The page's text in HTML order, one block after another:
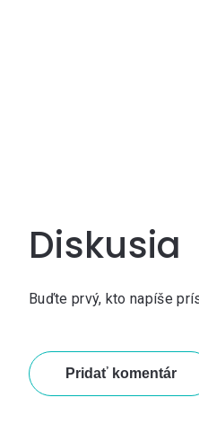
Diskusia
Buďte prvý, kto napíše
Pridať komentár